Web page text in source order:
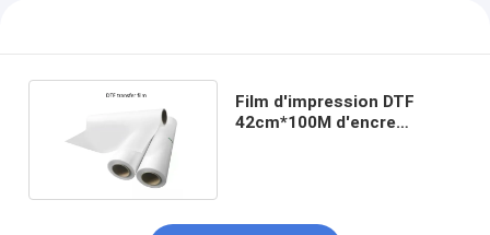
Film d'impression DTF
42cm*100M d'encre